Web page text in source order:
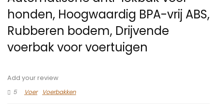
honden, Hoogwaardig BPA-vrij ABS,
Rubberen bodem, Drijvende
voerbak voor voertuigen
Add your review
5
Voer Voerbakken